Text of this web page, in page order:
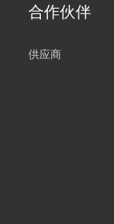
合作伙伴
供应商